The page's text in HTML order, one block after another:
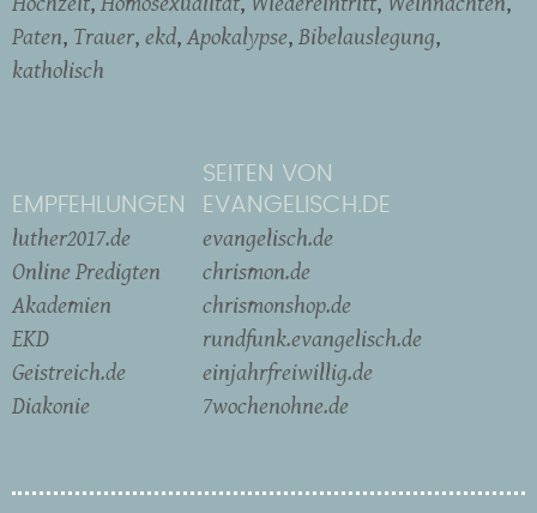
Paten Trauer ekd Apokalypse Bibelauslegung
katholisch
EMPFEHLUNGEN
luther2017.de
Online Predigten
Akademien
EKD
Geistreich.de
Diakonie
SEITEN VON
EVANGELISCH.DE
evangelisch.de
chrismon.de
chrismonshop.de
rundfunk.evangelisch.de
einjahrfreiwillig.de
7wochenohne.de